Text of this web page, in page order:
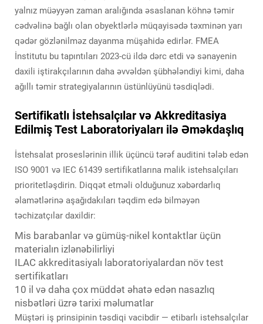
yalnız müəyyən zaman aralığında əsaslanan köhnə təmir
cədvəlinə bağlı olan obyektlərlə müqayisədə təxminən yarı
qədər gözlənilməz dayanma müşahidə edirlər. FMEA
İnstitutu bu tapıntıları 2023-cü ildə dərc etdi və sənayenin
daxili iştirakçılarının daha əvvəldən şübhələndiyi kimi, daha
ağıllı təmir strategiyalarının üstünlüyünü təsdiqlədi.
Sertifikatlı İstehsalçılar və Akkreditasiya
Edilmiş Test Laboratoriyaları ilə Əməkdaşlıq
İstehsalat proseslərinin illik üçüncü tərəf auditini tələb edən
ISO 9001 və IEC 61439 sertifikatlarına malik istehsalçıları
prioritetləşdirin. Diqqət etməli olduğunuz xəbərdarlıq
əlamətlərinə aşağıdakıları təqdim edə bilməyən
təchizatçılar daxildir:
Mis barabanlar və gümüş-nikel kontaktlar üçün
materialın izlənəbilirliyi
ILAC akkreditasiyalı laboratoriyalardan növ test
sertifikatları
10 il və daha çox müddət əhatə edən nasazlıq
nisbətləri üzrə tarixi məlumatlar
Müştəri iş prinsipinin təsdiqi vacibdir — etibarlı istehsalçılar